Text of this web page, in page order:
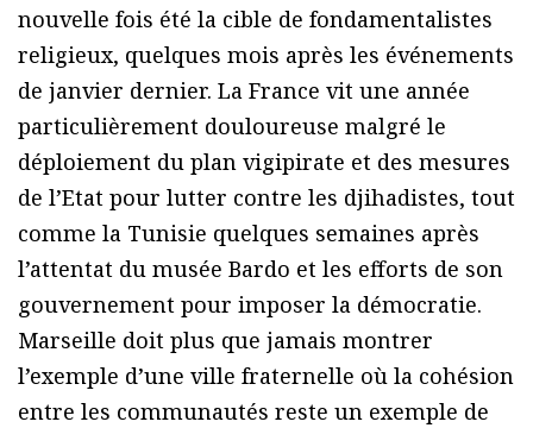
nouvelle fois été la cible de fondamentalistes
religieux, quelques mois après les événements
de janvier dernier. La France vit une année
particulièrement douloureuse malgré le
déploiement du plan vigipirate et des mesures
de l’Etat pour lutter contre les djihadistes, tout
comme la Tunisie quelques semaines après
l’attentat du musée Bardo et les efforts de son
gouvernement pour imposer la démocratie.
Marseille doit plus que jamais montrer
l’exemple d’une ville fraternelle où la cohésion
entre les communautés reste un exemple de